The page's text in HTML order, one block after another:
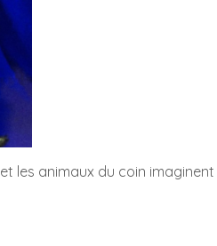
les animaux du coin